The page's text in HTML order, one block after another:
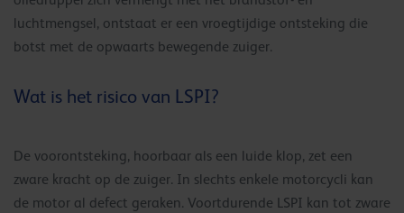
luchtmengsel, ontstaat er een vroegtijdige ontsteking die
botst met de opwaarts bewegende zuiger.
Wat is het risico van LSPI?
De voorontsteking, hoorbaar als een luide klop, zet een
zware kracht op de zuiger. In slechts enkele motorcycli kan
de motor al defect geraken. Voortdurende LSPI kan tot zware